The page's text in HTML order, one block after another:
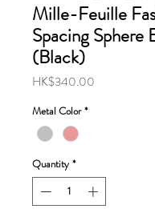
Mille-Feuille
Spacing Sphere
(Black)
HK$340.00
Metal Color *
Quantity *